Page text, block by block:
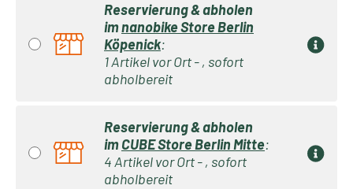
Reservierung & abholen
imnanobike Store Berlin
Köpenick:
1 Artikel vor Ort - , sofort
abholbereit
Reservierung & abholen
imCUBE Store Berlin Mitte:
4 Artikel vor Ort - , sofort
abholbereit